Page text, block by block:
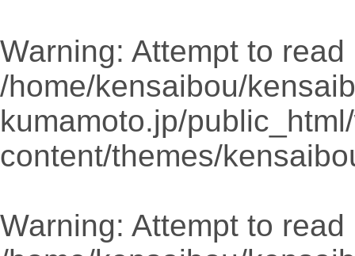
Warning: Attempt to
/home/kensaibou/
kumamoto.jp/
content/themes/
Warning: Attempt to